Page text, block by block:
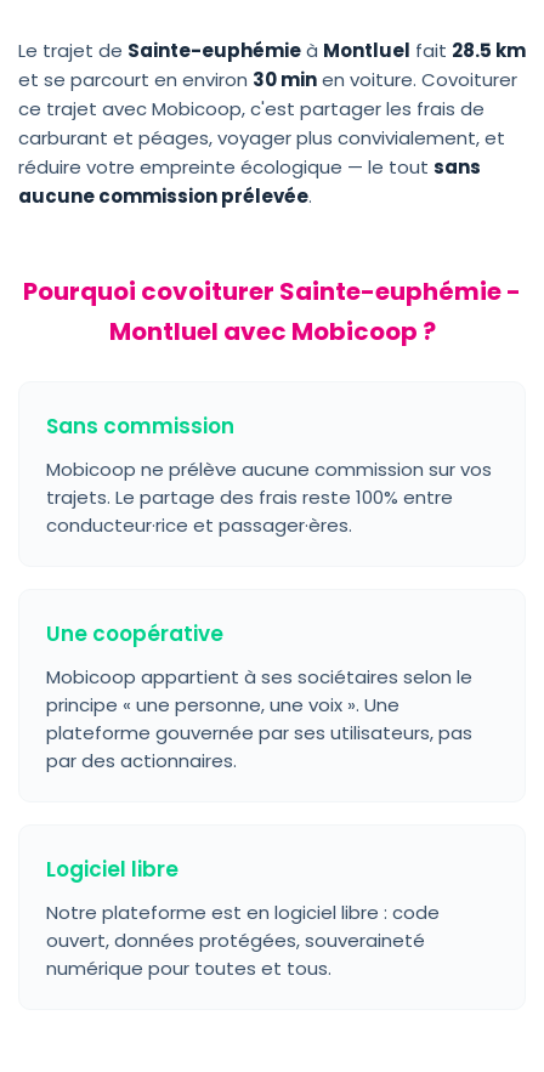
Le trajet de Sainte-euphémieà Montluel fait 28.5 km
et se parcourt en environ 30 minen voiture. Covoiturer
ce trajet avec Mobicoop, c'est partager les frais de
carburant et péages, voyager plus convivialement, et
réduire votre empreinte écologique — le tout sans
aucune commission prélevée.
Pourquoi covoiturer Sainte-euphémie -
Montluel avec Mobicoop ?
Sans commission
Mobicoop ne prélève aucune commission sur vos
trajets. Le partage des frais reste 100% entre
conducteur·rice et passager·ères.
Une coopérative
Mobicoop appartient à ses sociétaires selon le
principe « une personne, une voix ». Une
plateforme gouvernée par ses utilisateurs, pas
par des actionnaires.
Logiciel libre
Notre plateforme est en logiciel libre : code
ouvert, données protégées, souveraineté
numérique pour toutes et tous.